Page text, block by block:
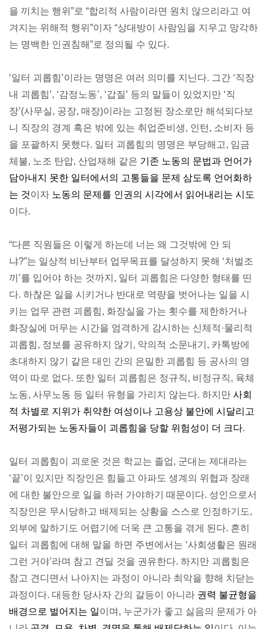
을 끼치는 행위”로 “합리적 사람이라면 원치 않으리라고 여
겨지는 위해적 행위”이자 “상대방이 사람임을 지우고 망각하
는 명백한 인권침해”로 정의될 수 있다.
‘일터 괴롭힘’이라는 명명은 여러 의미를 지닌다. 그간 ‘직장
내 괴롭힘’, ‘감정노동’, ‘갑질’ 등의 말들이 있었지만 ‘직
장’(사무실, 공장, 매장)이라는 고정된 장소로만 해석되다보
니 직장의 경계 혹은 밖에 있는 취업준비생, 인턴, 소비자 등
을 포괄하지 못했다. 일터 괴롭힘의 명명은 부당해고, 임금
체불, 노조 탄압, 산업재해 같은 기존 노동의 문법과 언어가
담아내지 못한 일터에서의 고통들을 문제 삼도록 언어화하
는 것이자 노동의 문제를 인권의 시각에서 읽어내리는 시도
이다.
“다른 직원들은 이렇게 하는데 너는 왜 그것밖에 안 되
냐?”는 일상적 비난부터 업무목표를 달성하지 못해 ‘처벌조
끼’를 입어야 하는 것까지, 일터 괴롭힘은 다양한 형태를 띤
다. 하찮은 일을 시키거나 반대로 역량을 벗어나는 일을 시
키는 업무 관련 괴롭힘, 화장실을 가는 횟수를 제한하거나
화장실에 머무는 시간을 엄격하게 감시하는 신체적·물리적
괴롭힘, 정보를 공유하지 않기, 악의적 소문내기, 카톡방에
초대하지 않기 같은 대인 간의 은밀한 괴롭힘 등 공사의 영
역이 따로 없다. 또한 일터 괴롭힘은 정규직, 비정규직, 육체
노동, 사무노동 등 일터 유형을 가리지 않는다. 하지만 사회
적 차별로 지위가 취약한 여성이나 고용상 불안에 시달리고
저평가되는 노동자들이 괴롭힘을 당할 위험성이 더 크다.
일터 괴롭힘이 괴로운 것은 학교는 졸업, 군대는 제대라는
‘끝’이 있지만 직장인은 힘들고 아파도 생계의 위협과 장래
에 대한 불안으로 일을 하러 가야하기 때문이다. 성인으로서
직장인은 무시당하고 배제되는 상황을 스스로 인정하기도,
외부에 말하기도 어렵기에 더욱 큰 고통을 겪게 된다. 흔히
일터 괴롭힘에 대해 말을 하면 주변에서는 ‘사회생활은 원래
그런 거야’라며 참고 견딜 것을 권유한다. 하지만 괴롭힘은
참고 견디면서 나아지는 과정이 아니라 최악을 향해 치닫는
과정이다. 대등한 당사자 간의 갈등이 아니라 권력 불균형을
배경으로 벌어지는 일이며, 누군가가 좋고 싫음의 문제가 아